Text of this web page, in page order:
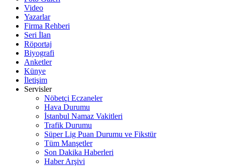
Video
Yazarlar
Firma Rehberi
Seri İlan
Röportaj
Biyografi
Anketler
Künye
İletişim
Servisler
Nöbetçi Eczaneler
Hava Durumu
İstanbul Namaz Vakitleri
Trafik Durumu
Süper Lig Puan Durumu ve Fikstür
Tüm Manşetler
Son Dakika Haberleri
Haber Arşivi